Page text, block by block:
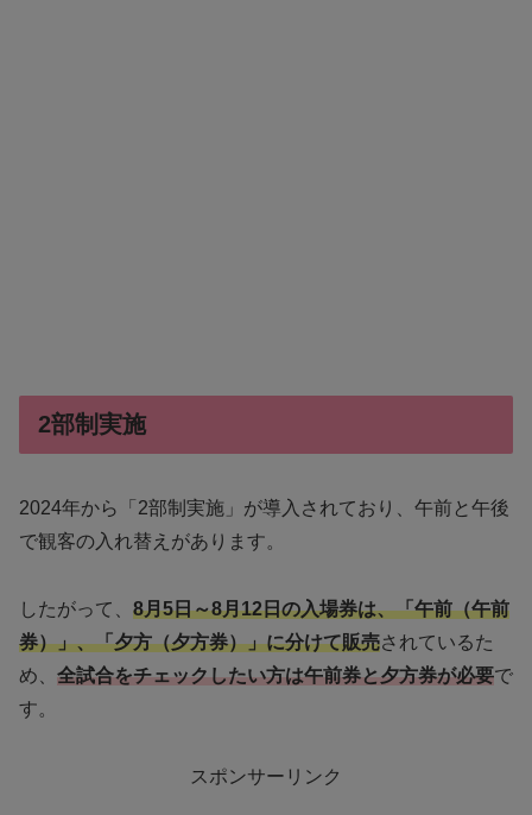
2部制実施
2024年から「2部制実施」が導入されており、午前と午後
で観客の入れ替えがあります。
したがって、 8月5日～8月12日の入場券は、「午前（午前
券）」、「夕方（夕方券）」に分けて販売されているた
め、 全試合をチェックしたい方は午前券と夕方券が必要で
す。
スポンサーリンク